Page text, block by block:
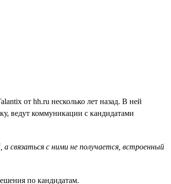
от hh.ru несколько лет назад. В ней
ведут коммуникации с кандидатами
связаться с ними не получается, встроенный
по кандидатам.